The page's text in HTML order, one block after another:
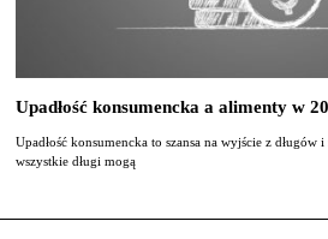
Upadłość konsumencka a alimenty w
Upadłość konsumencka to szansa na wyjście z
wszystkie długi mogą